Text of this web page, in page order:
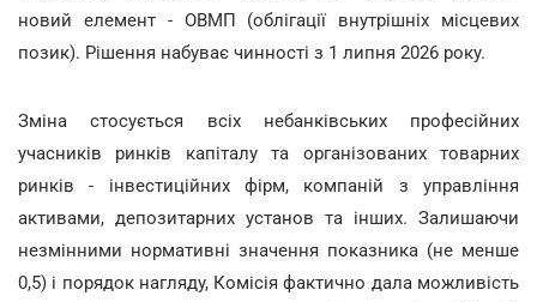
новий елемент - ОВМП (облігації внутрішніх місцевих
позик). Рішення набуває чинності з 1 липня 2026 року.
Зміна стосується всіх небанківських професійних
учасників ринків капіталу та організованих товарних
ринків - інвестиційних фірм, компаній з управління
активами, депозитарних установ та інших. Залишаючи
незмінними нормативні значення показника (не менше
0,5) і порядок нагляду, Комісія фактично дала можливість